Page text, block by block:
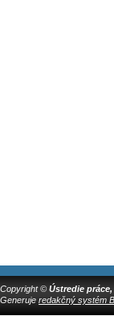
Copyright © Ústredie
Generuje redakčný systém